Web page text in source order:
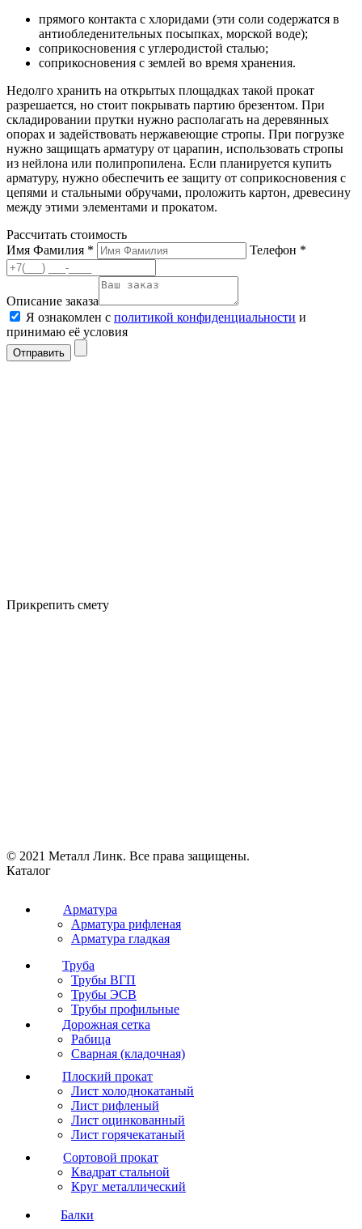
прямого контакта с хлоридами (эти соли содержатся в
антиобледенительных посыпках, морской воде);
соприкосновения с углеродистой сталью;
соприкосновения с землей во время хранения.
Недолго хранить на открытых площадках такой прокат
разрешается, но стоит покрывать партию брезентом. При
складировании прутки нужно располагать на деревянных
опорах и задействовать нержавеющие стропы. При погрузке
нужно защищать арматуру от царапин, использовать стропы
из нейлона или полипропилена. Если планируется купить
арматуру, нужно обеспечить ее защиту от соприкосновения с
цепями и стальными обручами, проложить картон, древесину
между этими элементами и прокатом.
Рассчитать стоимость
Имя Фамилия *
Телефон *
Описание заказа
Я ознакомлен с политикой конфиденциальности и
принимаю её условия
Отправить
Прикрепить смету
© 2021 Металл Линк. Все права защищены.
Каталог
Арматура
Арматура рифленая
Арматура гладкая
Труба
Трубы ВГП
Трубы ЭСВ
Трубы профильные
Дорожная сетка
Рабица
Сварная (кладочная)
Плоский прокат
Лист холоднокатаный
Лист рифленый
Лист оцинкованный
Лист горячекатаный
Сортовой прокат
Квадрат стальной
Круг металлический
Балки